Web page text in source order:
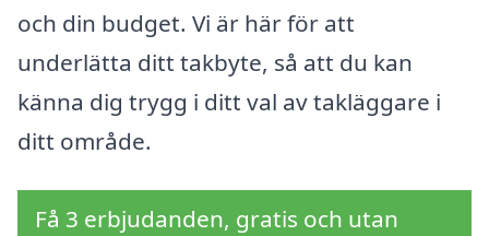
och din budget. Vi är här för att
underlätta ditt takbyte, så att du kan
känna dig trygg i ditt val av takläggare i
ditt område.
Få 3 erbjudanden, gratis och utan